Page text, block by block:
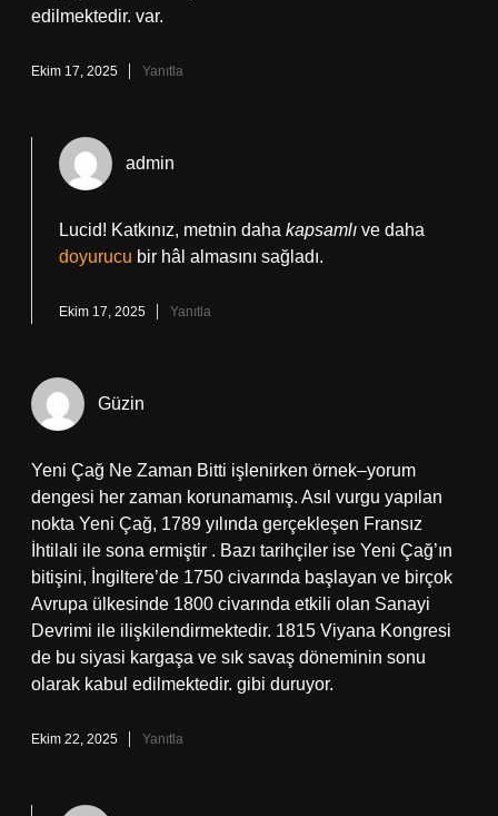
edilmektedir. var.
Ekim 17, 2025 Yanıtla
admin
Lucid! Katkınız, metnin daha kapsamlı ve daha
doyurucu bir hâl almasını sağladı.
Ekim 17, 2025 Yanıtla
Güzin
Yeni Çağ Ne Zaman Bitti işlenirken örnek–yorum
dengesi her zaman korunamamış. Asıl vurgu yapılan
nokta Yeni Çağ, 1789 yılında gerçekleşen Fransız
İhtilali ile sona ermiştir . Bazı tarihçiler ise Yeni Çağ’ın
bitişini, İngiltere’de 1750 civarında başlayan ve birçok
Avrupa ülkesinde 1800 civarında etkili olan Sanayi
Devrimi ile ilişkilendirmektedir. 1815 Viyana Kongresi
de bu siyasi kargaşa ve sık savaş döneminin sonu
olarak kabul edilmektedir. gibi duruyor.
Ekim 22, 2025 Yanıtla